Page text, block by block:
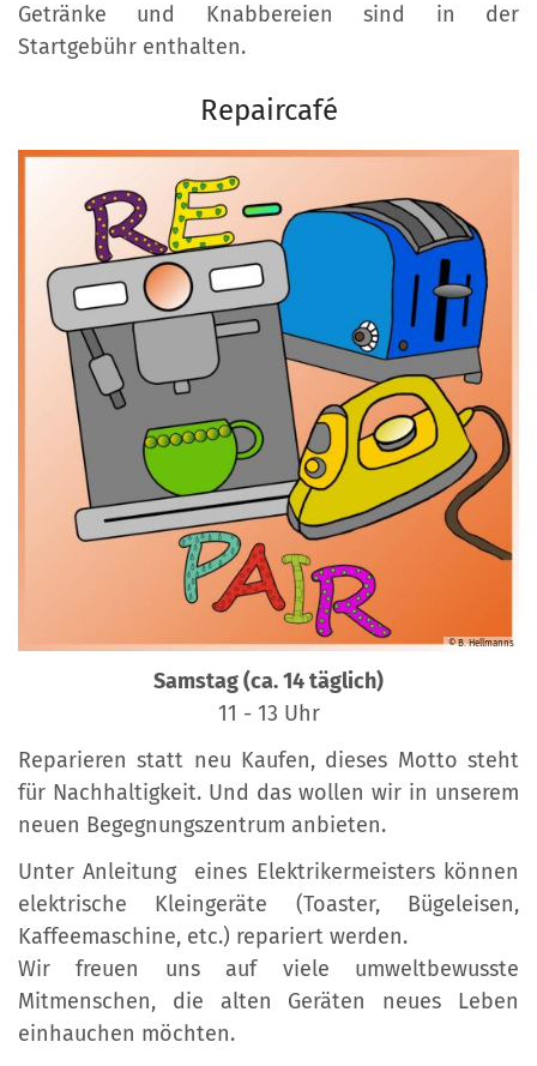
Getränke und Knabbereien sind in der
Startgebühr enthalten.
Repaircafé
© B. Hellmanns
Samstag (ca. 14 täglich)
11 - 13 Uhr
Reparieren statt neu Kaufen, dieses Motto steht
für Nachhaltigkeit. Und das wollen wir in unserem
neuen Begegnungszentrum anbieten.
Unter Anleitung eines Elektrikermeisters können
elektrische Kleingeräte (Toaster, Bügeleisen,
Kaffeemaschine, etc.) repariert werden.
Wir freuen uns auf viele umweltbewusste
Mitmenschen, die alten Geräten neues Leben
einhauchen möchten.